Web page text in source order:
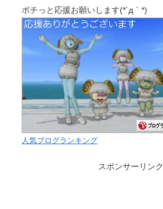
ポチっと応援お願いします(*´д｀*)
人気ブログランキング
スポンサーリンク